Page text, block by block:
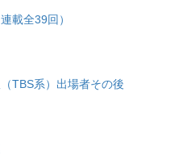
載全39回）
TBS系）出場者その後